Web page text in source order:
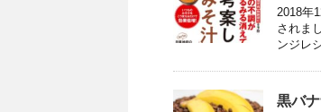
2018年
されま
ンジレ
黒バ